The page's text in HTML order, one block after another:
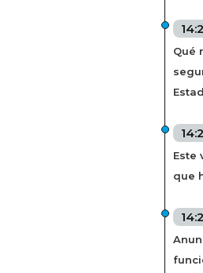
Qué
Este
que